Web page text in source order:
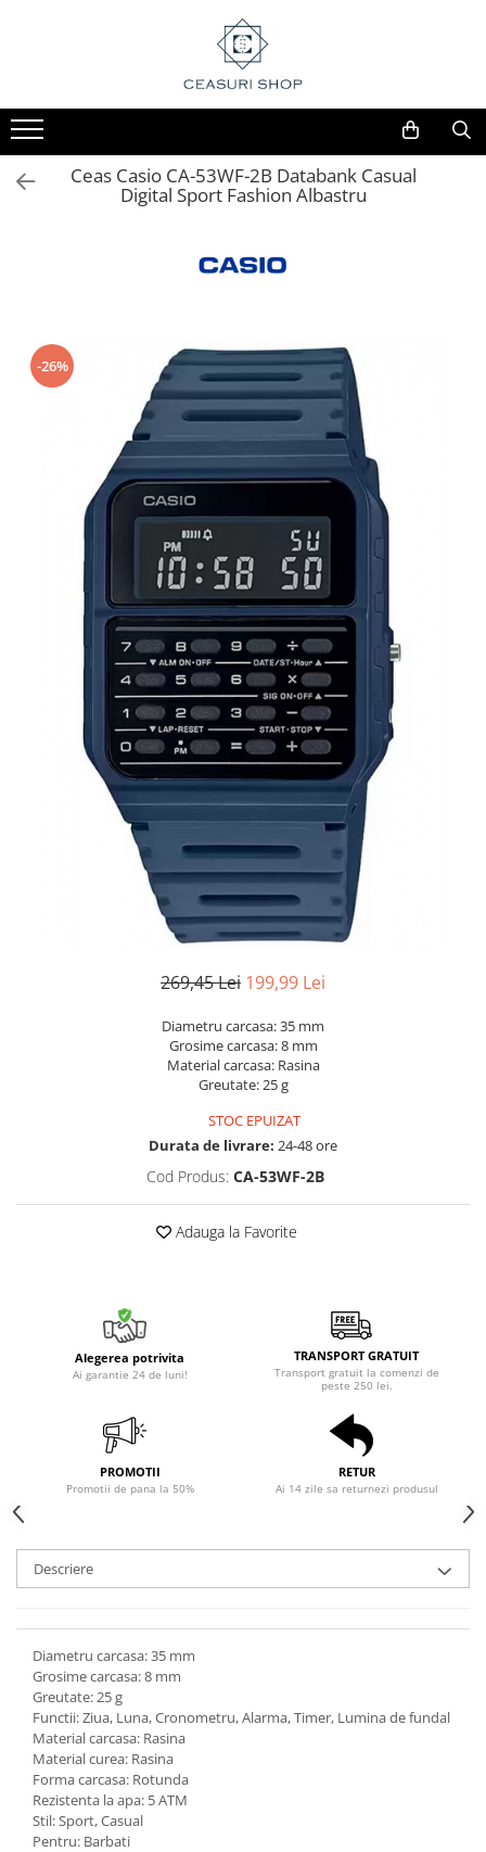
Ceas Casio CA-53WF-2B Databank Casual
Digital Sport Fashion Albastru
-26%
269,45 Lei 199,99 Lei
Diametru carcasa: 35 mm
Grosime carcasa: 8 mm
Material carcasa: Rasina
Greutate: 25 g
STOC EPUIZAT
Durata de livrare: 24-48 ore
Cod Produs: CA-53WF-2B
Adauga la Favorite
Alegerea potrivita
Ai garantie 24 de luni!
TRANSPORT GRATUIT
Transport gratuit la comenzi de
peste 250 lei.
PROMOTII
Promotii de pana la 50%
RETUR
Ai 14 zile sa returnezi produsul
Descriere
Diametru carcasa: 35 mm
Grosime carcasa: 8 mm
Greutate: 25 g
Functii: Ziua, Luna, Cronometru, Alarma, Timer, Lumina de fundal
Material carcasa: Rasina
Material curea: Rasina
Forma carcasa: Rotunda
Rezistenta la apa: 5 ATM
Stil: Sport, Casual
Pentru: Barbati